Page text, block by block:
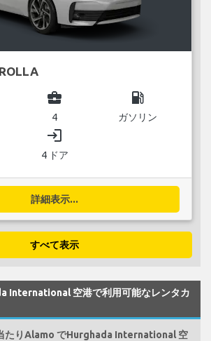
business_center
4
local_gas_station
ガソリン
login
4 ドア
詳細表示...
すべて表示
International 空港で利用可能なレンタカ
たりAlamo でHurghada International 空